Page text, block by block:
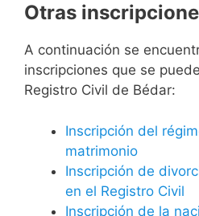
Otras
A continuación se
inscripciones que se
Registro Civil de Bédar:
Inscripción del
matrimonio
Inscripción de
en el Registro Civil
Inscripción de la